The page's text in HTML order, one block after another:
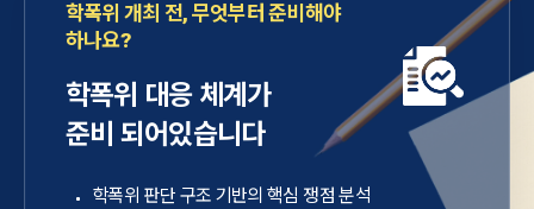
학폭위 개최 전, 무엇부터 준비해야
하나요?
학폭위 대응 체계가
준비 되어있습니다
학폭위 판단 구조 기반의 핵심 쟁점 분석